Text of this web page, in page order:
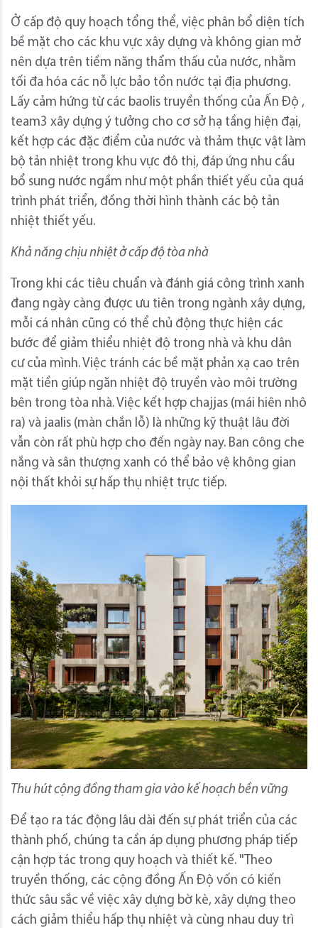
Ở cấp độ quy hoạch tổng thể, việc phân bổ diện tích
bề mặt cho các khu vực xây dựng và không gian mở
nên dựa trên tiềm năng thẩm thấu của nước, nhằm
tối đa hóa các nỗ lực bảo tồn nước tại địa phương.
Lấy cảm hứng từ các baolis truyền thống của Ấn Độ ,
team3 xây dựng ý tưởng cho cơ sở hạ tầng hiện đại,
kết hợp các đặc điểm của nước và thảm thực vật làm
bộ tản nhiệt trong khu vực đô thị, đáp ứng nhu cầu
bổ sung nước ngầm như một phần thiết yếu của quá
trình phát triển, đồng thời hình thành các bộ tản
nhiệt thiết yếu.
Khả năng chịu nhiệt ở cấp độ tòa nhà
Trong khi các tiêu chuẩn và đánh giá công trình xanh
đang ngày càng được ưu tiên trong ngành xây dựng,
mỗi cá nhân cũng có thể chủ động thực hiện các
bước để giảm thiểu nhiệt độ trong nhà và khu dân
cư của mình. Việc tránh các bề mặt phản xạ cao trên
mặt tiền giúp ngăn nhiệt độ truyền vào môi trường
bên trong tòa nhà. Việc kết hợp chajjas (mái hiên nhô
ra) và jaalis (màn chắn lỗ) là những kỹ thuật lâu đời
vẫn còn rất phù hợp cho đến ngày nay. Ban công che
nắng và sân thượng xanh có thể bảo vệ không gian
nội thất khỏi sự hấp thụ nhiệt trực tiếp.
Thu hút cộng đồng tham gia vào kế hoạch bền vững
Để tạo ra tác động lâu dài đến sự phát triển của các
thành phố, chúng ta cần áp dụng phương pháp tiếp
cận hợp tác trong quy hoạch và thiết kế. "Theo
truyền thống, các cộng đồng Ấn Độ vốn có kiến ​​
thức sâu sắc về việc xây dựng bờ kè, xây dựng theo
cách giảm thiểu hấp thụ nhiệt và cùng nhau duy trì